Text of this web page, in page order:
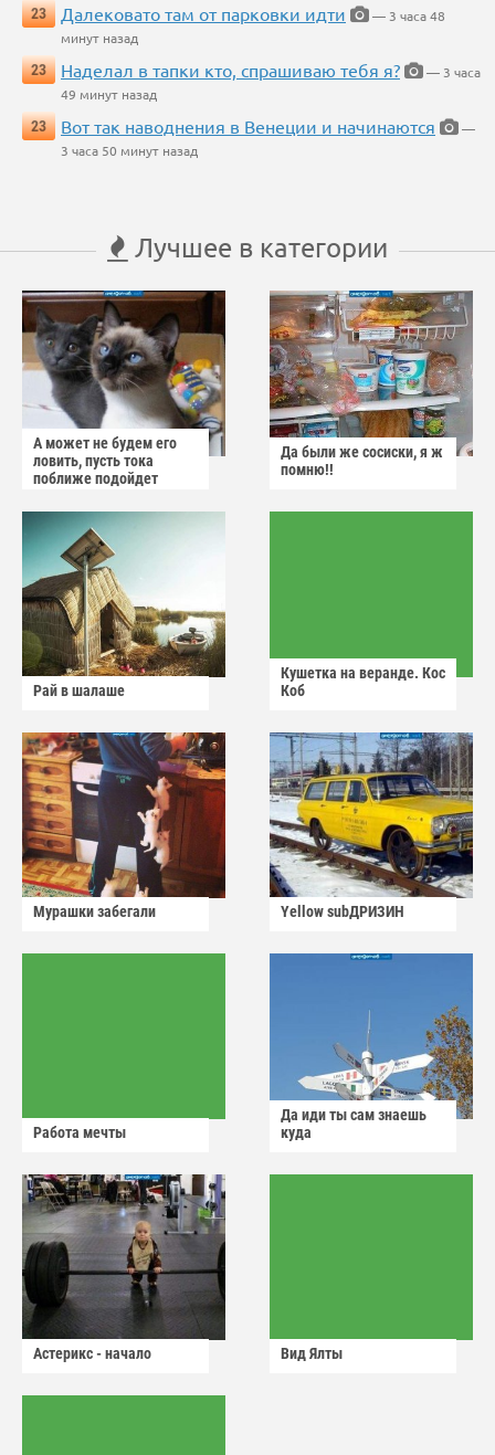
23
Далековато там от парковки идти
— 3 часа 48
минут назад
23
Наделал в тапки кто, спрашиваю тебя я?
— 3 часа
49 минут назад
23
Вот так наводнения в Венеции и начинаются
—
3 часа 50 минут назад
Лучшее в категории
А может не будем его
ловить, пусть тока
поближе подойдет
Да были же сосиски, я ж
помню!!
Рай в шалаше
Кушетка на веранде. Кос
Коб
Мурашки забегали Yellow subДРИЗИН
Работа мечты
Да иди ты сам знаешь
куда
Астерикс - начало Вид Ялты